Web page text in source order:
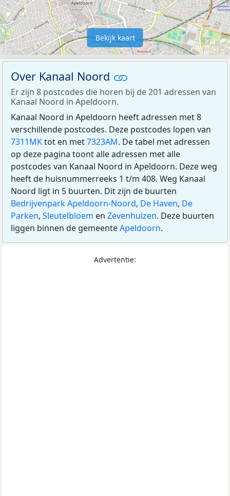
Bekijk kaart
Over Kanaal Noord
Er zijn 8 postcodes die horen bij de 201 adressen van
Kanaal Noord in Apeldoorn.
Kanaal Noord in Apeldoorn heeft adressen met 8
verschillende postcodes. Deze postcodes lopen van
7311MKtot en met7323AM. De tabel met adressen
op deze pagina toont alle adressen met alle
postcodes van Kanaal Noord in Apeldoorn. Deze weg
heeft de huisnummerreeks 1 t/m 408. Weg Kanaal
Noord ligt in 5 buurten. Dit zijn de buurten
Bedrijvenpark Apeldoorn-Noord, De Haven, De
Parken, Sleutelbloem en Zevenhuizen. Deze buurten
liggen binnen de gemeenteApeldoorn.
Advertentie: